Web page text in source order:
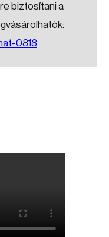
biztosítani a
0818